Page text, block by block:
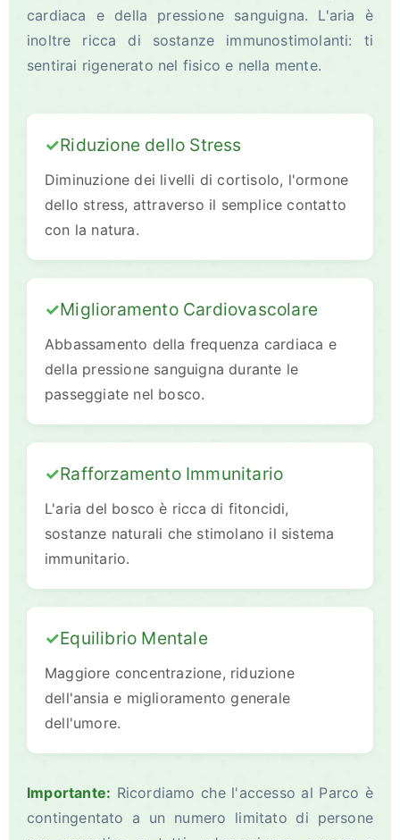
cardiaca e della pressione sanguigna. L'aria è
inoltre ricca di sostanze immunostimolanti: ti
sentirai rigenerato nel fisico e nella mente.
Riduzione dello Stress
Diminuzione dei livelli di cortisolo, l'ormone
dello stress, attraverso il semplice contatto
con la natura.
Miglioramento Cardiovascolare
Abbassamento della frequenza cardiaca e
della pressione sanguigna durante le
passeggiate nel bosco.
Rafforzamento Immunitario
L'aria del bosco è ricca di fitoncidi,
sostanze naturali che stimolano il sistema
immunitario.
Equilibrio Mentale
Maggiore concentrazione, riduzione
dell'ansia e miglioramento generale
dell'umore.
Importante: Ricordiamo che l'accesso al Parco è
contingentato a un numero limitato di persone